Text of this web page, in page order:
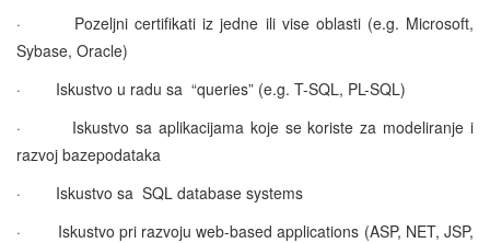
·
Pozeljni certifikati iz jedne ili vise oblasti (e.g. Microsoft,
Sybase, Oracle)
·
Iskustvo u radu sa “queries” (e.g. T-SQL, PL-SQL)
·
Iskustvo sa aplikacijama koje se koriste za modeliranje i
razvoj bazepodataka
·
Iskustvo sa SQL database systems
·
Iskustvo pri razvoju web-based applications (ASP, NET, JSP,